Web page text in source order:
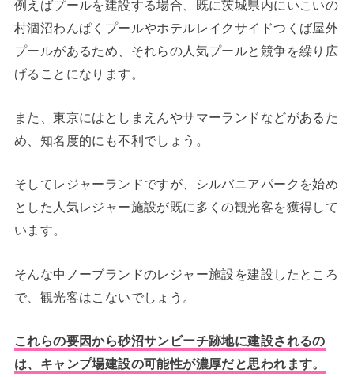
例えばプールを建設する場合、既に茨城県内にいこいの
村涸沼わんぱくプールやホテルレイクサイドつくば屋外
プールがあるため、それらの人気プールと競争を繰り広
げることになります。
また、東京にはとしまえんやサマーランドなどがあるた
め、知名度的にも不利でしょう。
そしてレジャーランドですが、シルバニアパークを始め
とした人気レジャー施設が既に多くの観光客を獲得して
います。
そんな中ノーブランドのレジャー施設を建設したところ
で、観光客はこないでしょう。
これらの要因から砂沼サンビーチ跡地に建設されるの
は、キャンプ場建設の可能性が濃厚だと思われます。